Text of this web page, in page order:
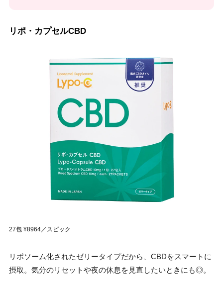
リポ・カプセルCBD
27包 ¥8964／スピック
リポソーム化されたゼリータイプだから、CBDをスマートに
摂取。気分のリセットや夜の休息を見直したいときにも◎。